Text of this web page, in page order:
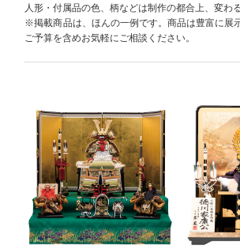
人形・付属品の色、柄などは制作の都合上、変わ
※掲載商品は、ほんの一例です。商品は豊富に展
ご予算を含めお気軽にご相談ください。